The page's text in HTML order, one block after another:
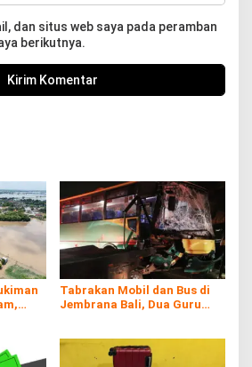
dan situs web saya pada peramban
berikutnya.
Tabrakan Mobil dan Bus di
Jembrana Bali, Dua Guru